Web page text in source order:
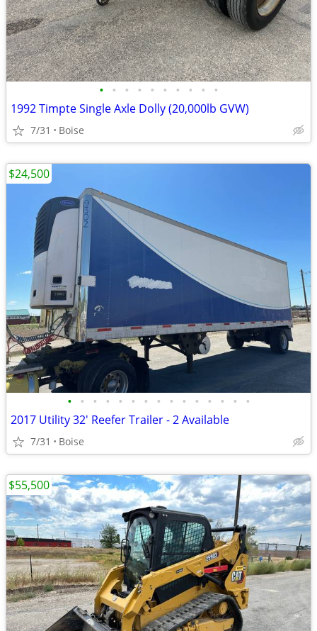
• • • • • • • • • •
1992 Timpte Single Axle Dolly (20,000lb GVW)
7/31 Boise
• • • • • • • • • • • • • • •
2017 Utility 32' Reefer Trailer - 2 Available
7/31 Boise
$24,500
$55,500